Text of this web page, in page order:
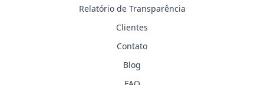
Relatório de Transparência
Clientes
Contato
Blog